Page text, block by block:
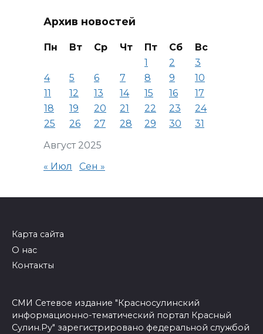
Архив новостей
Август 2025
Пн Вт Ср Чт Пт Сб
Вс
1
2
3
4
5 6 7 8 9
10
11
12 13 14 15 16
17
18
19 20 21 22 23
24
25
26 27 28 29 30 31
« Июл Сен »
Карта сайта
О нас
Контакты
СМИ Сетевое издание "Красносулинский
информационно-тематический портал Красный
Сулин.Ру" зарегистрировано федеральной службой